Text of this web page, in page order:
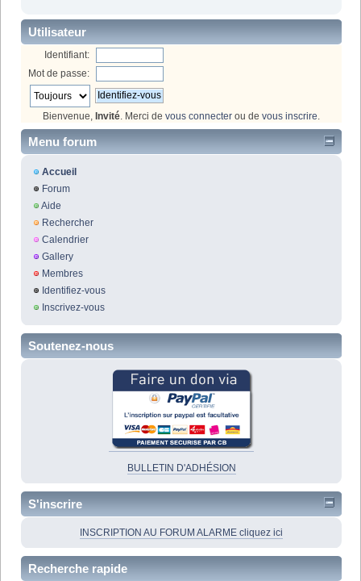
Utilisateur
Identifiant:
Mot de passe:
Bienvenue, Invité . Merci de vous connecter ou de vous inscrire
Menu forum
Accueil
Forum
Aide
Rechercher
Calendrier
Gallery
Membres
Identifiez-vous
Inscrivez-vous
Soutenez-nous
BULLETIN D'ADHÉSION
S'inscrire
INSCRIPTION AU FORUM ALARME cliquez ici
Recherche rapide